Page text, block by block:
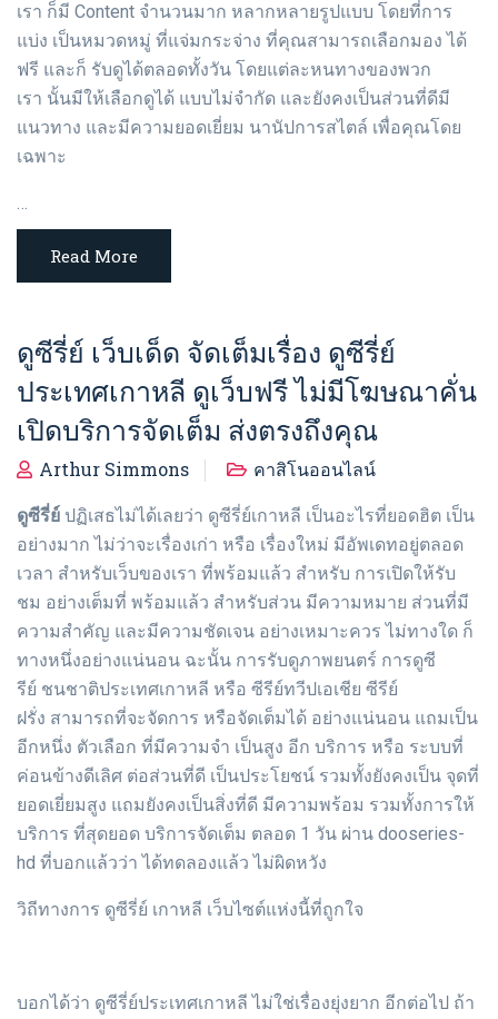
เรา ก็มี Content จำนวนมาก หลากหลายรูปแบบ โดยที่การ
แบ่ง เป็นหมวดหมู่ ที่แจ่มกระจ่าง ที่คุณสามารถเลือกมอง ได้
ฟรี และก็ รับดูได้ตลอดทั้งวัน โดยแต่ละหนทางของพวก
เรา นั้นมีให้เลือกดูได้ แบบไม่จำกัด และยังคงเป็นส่วนที่ดีมี
แนวทาง และมีความยอดเยี่ยม นานัปการสไตล์ เพื่อคุณโดย
เฉพาะ
…
Read More
ดูซีรี่ย์ เว็บเด็ด จัดเต็มเรื่อง ดูซีรี่ย์
ประเทศเกาหลี ดูเว็บฟรี ไม่มีโฆษณาคั่น
เปิดบริการจัดเต็ม ส่งตรงถึงคุณ
Arthur Simmons คาสิโนออนไลน์
ดูซีรี่ย์ ปฏิเสธไม่ได้เลยว่า ดูซีรี่ย์เกาหลี เป็นอะไรที่ยอดฮิต เป็น
อย่างมาก ไม่ว่าจะเรื่องเก่า หรือ เรื่องใหม่ มีอัพเดทอยู่ตลอด
เวลา สำหรับเว็บของเรา ที่พร้อมแล้ว สำหรับ การเปิดให้รับ
ชม อย่างเต็มที่ พร้อมแล้ว สำหรับส่วน มีความหมาย ส่วนที่มี
ความสำคัญ และมีความชัดเจน อย่างเหมาะควร ไม่ทางใด ก็
ทางหนึ่งอย่างแน่นอน ฉะนั้น การรับดูภาพยนตร์ การดูซี
รีย์ ชนชาติประเทศเกาหลี หรือ ซีรีย์ทวีปเอเชีย ซีรีย์
ฝรั่ง สามารถที่จะจัดการ หรือจัดเต็มได้ อย่างแน่นอน แถมเป็น
อีกหนึ่ง ตัวเลือก ที่มีความจำ เป็นสูง อีก บริการ หรือ ระบบที่
ค่อนข้างดีเลิศ ต่อส่วนที่ดี เป็นประโยชน์ รวมทั้งยังคงเป็น จุดที่
ยอดเยี่ยมสูง แถมยังคงเป็นสิ่งที่ดี มีความพร้อม รวมทั้งการให้
บริการ ที่สุดยอด บริการจัดเต็ม ตลอด 1 วัน ผ่าน dooseries-
hd ที่บอกแล้วว่า ได้ทดลองแล้ว ไม่ผิดหวัง
วิถีทางการ ดูซีรี่ย์ เกาหลี เว็บไซต์แห่งนี้ที่ถูกใจ
บอกได้ว่า ดูซีรี่ย์ประเทศเกาหลี ไม่ใช่เรื่องยุ่งยาก อีกต่อไป ถ้า